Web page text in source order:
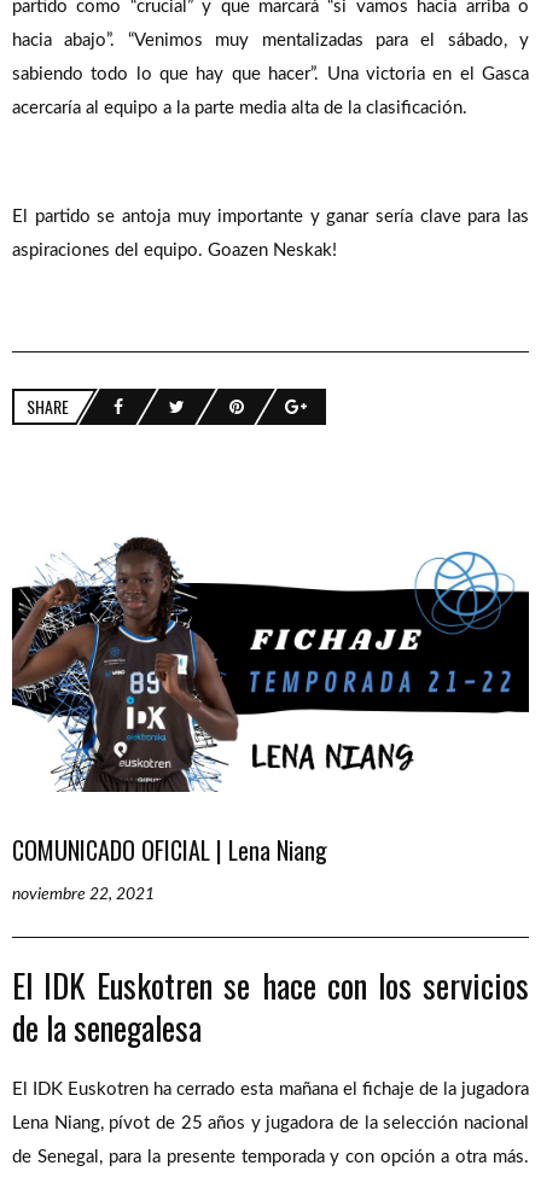
partido como “crucial” y que marcará “si vamos hacia arriba o
hacia abajo”. “Venimos muy mentalizadas para el sábado, y
sabiendo todo lo que hay que hacer”. Una victoria en el Gasca
acercaría al equipo a la parte media alta de la clasificación.
El partido se antoja muy importante y ganar sería clave para las
aspiraciones del equipo. Goazen Neskak!
SHARE
COMUNICADO OFICIAL | Lena Niang
noviembre 22, 2021
El IDK Euskotren se hace con los servicios
de la senegalesa
El IDK Euskotren ha cerrado esta mañana el fichaje de la jugadora
Lena Niang, pívot de 25 años y jugadora de la selección nacional
de Senegal, para la presente temporada y con opción a otra más.